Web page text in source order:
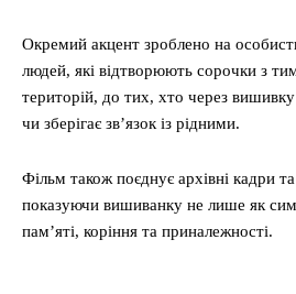
Окремий акцент зроблено на
людей, які відтворюють сорочки з
територій, до тих, хто через
чи зберігає зв’язок із рідними.
Фільм також поєднує архівні кадри
показуючи вишиванку не лише як
пам’яті, коріння та приналежності.